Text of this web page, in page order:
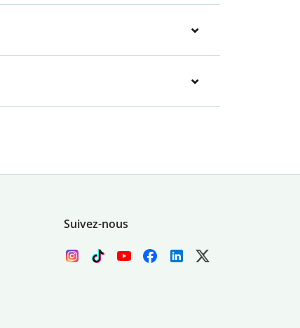
Suivez-nous